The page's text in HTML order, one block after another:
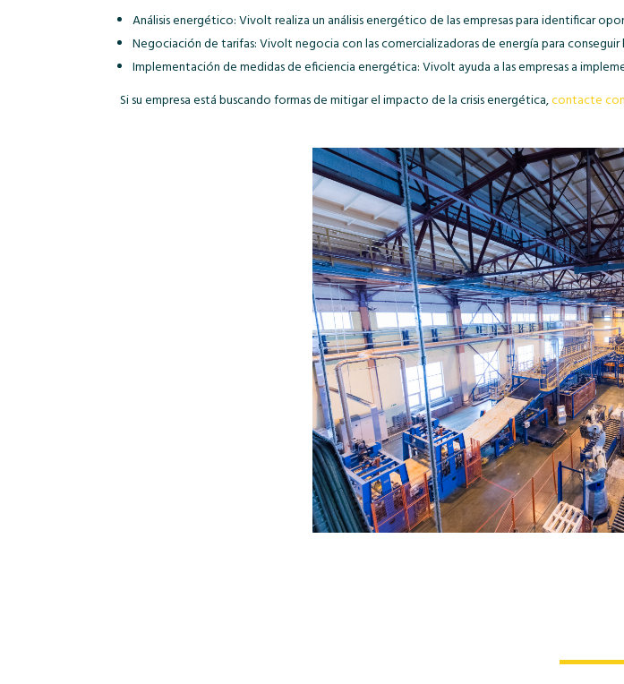
Análisis energético: Vivolt realiza un análisis energético de las empresas para identificar
Negociación de tarifas: Vivolt negocia con las comercializadoras de energía para conseguir
Implementación de medidas de eficiencia energética: Vivolt ayuda a las empresas a
Si su empresa está buscando formas de mitigar el impacto de la crisis energética,contacte